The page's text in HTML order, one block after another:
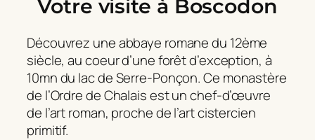
Votre visite à Boscodon
Découvrez une abbaye romane du 12ème
siècle, au coeur d’une forêt d’exception, à
10mn du lac de Serre-Ponçon. Ce monastère
de l’Ordre de Chalais est un chef-d’œuvre
de l’art roman, proche de l’art cistercien
primitif.